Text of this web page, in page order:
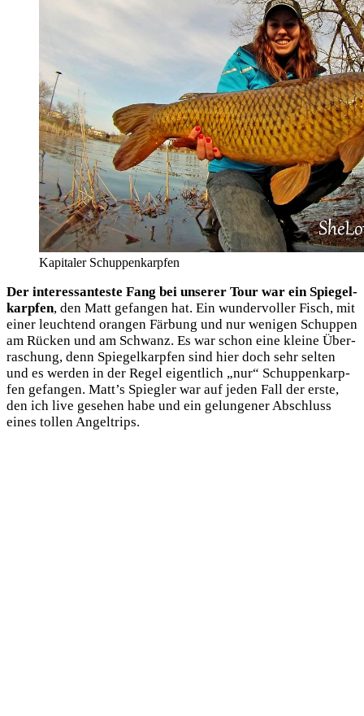
Kapi­ta­ler Schuppenkarpfen
Der inter­es­san­tes­te Fang bei unse­rer Tour war ein Spie­gel­
karp­fen, den Matt gefan­gen hat. Ein wun­der­vol­ler Fisch, mit
einer leuch­tend oran­gen Fär­bung und nur weni­gen Schup­pen
am Rücken und am Schwanz. Es war schon eine klei­ne Über­
ra­schung, denn Spie­gel­karp­fen sind hier doch sehr sel­ten
und es wer­den in der Regel eigent­lich „nur“ Schup­pen­karp­
fen gefan­gen. Matt’s Spieg­ler war auf jeden Fall der ers­te,
den ich live gese­hen habe und ein gelun­ge­ner Abschluss
eines tol­len Angeltrips.